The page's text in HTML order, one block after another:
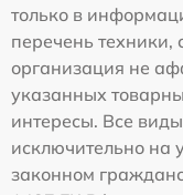
только в
перечень
организация не
указанных
интересы. Все
исключительно на
законном